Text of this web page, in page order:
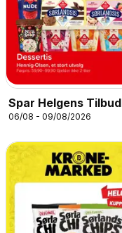
Spar Helgens Tilbud
06/08 - 09/08/2026